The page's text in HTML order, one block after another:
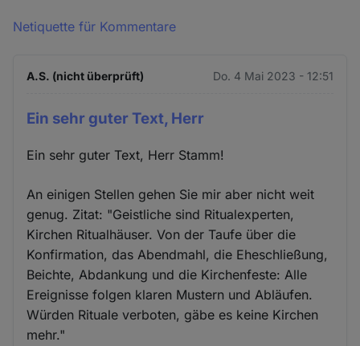
Netiquette für Kommentare
A.S. (nicht überprüft) Do. 4 Mai 2023 - 12:51
Ein sehr guter Text, Herr
Ein sehr guter Text, Herr Stamm!
An einigen Stellen gehen Sie mir aber nicht weit
genug. Zitat: "Geistliche sind Ritualexperten,
Kirchen Ritualhäuser. Von der Taufe über die
Konfirmation, das Abendmahl, die Eheschließung,
Beichte, Abdankung und die Kirchenfeste: Alle
Ereignisse folgen klaren Mustern und Abläufen.
Würden Rituale verboten, gäbe es keine Kirchen
mehr."